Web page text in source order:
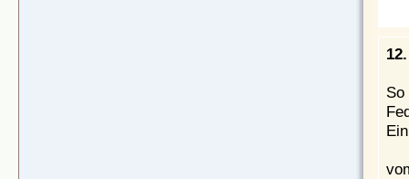
12.